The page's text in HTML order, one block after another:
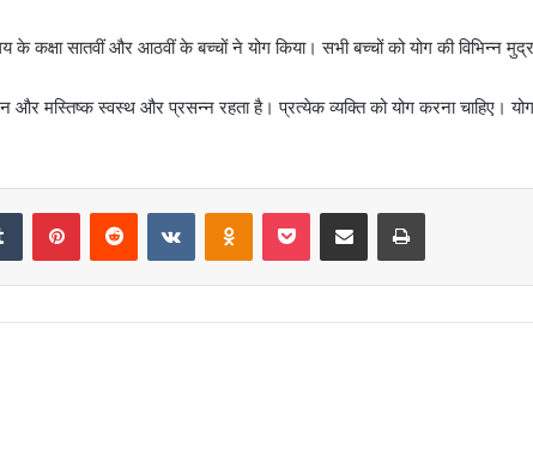
के कक्षा सातवीं और आठवीं के बच्चों ने योग किया। सभी बच्चों को योग की
और मस्तिष्क स्वस्थ और प्रसन्न रहता है। प्रत्येक व्यक्ति को योग करना चाहिए।
Tumblr PinterestReddit VKontakteOdnoklassniki
Pocket Share via Email Print